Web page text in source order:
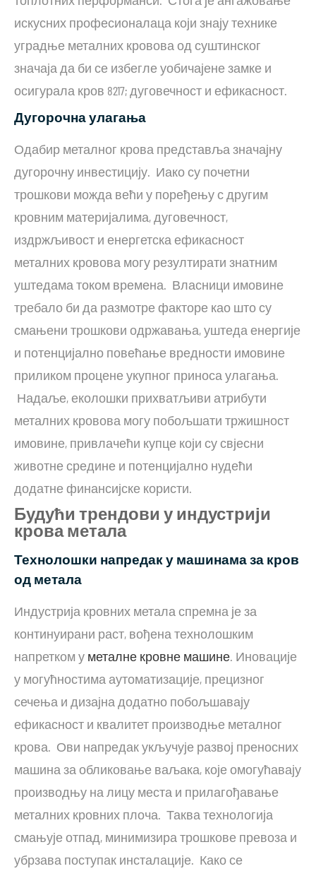
искусних професионалаца који знају технике
уградње металних кровова од суштинског
значаја да би се избегле уобичајене замке и
осигурала кров 8217; дуговечност и ефикасност.
Дугорочна улагања
Одабир металног крова представља значајну
дугорочну инвестицију. Иако су почетни
трошкови можда већи у поређењу с другим
кровним материјалима, дуговечност,
издржљивост и енергетска ефикасност
металних кровова могу резултирати знатним
уштедама током времена. Власници имовине
требало би да размотре факторе као што су
смањени трошкови одржавања, уштеда енергије
и потенцијално повећање вредности имовине
приликом процене укупног приноса улагања.
Надаље, еколошки прихватљиви атрибути
металних кровова могу побољшати тржишност
имовине, привлачећи купце који су свјесни
животне средине и потенцијално нудећи
додатне финансијске користи.
Будући трендови у индустрији
крова метала
Технолошки напредак у машинама за кров
од метала
Индустрија кровних метала спремна је за
континуирани раст, вођена технолошким
напретком у металне кровне машине. Иновације
у могућностима аутоматизације, прецизног
сечења и дизајна додатно побољшавају
ефикасност и квалитет производње металног
крова. Ови напредак укључује развој преносних
машина за обликовање ваљака, које омогућавају
производњу на лицу места и прилагођавање
металних кровних плоча. Таква технологија
смањује отпад, минимизира трошкове превоза и
убрзава поступак инсталације. Како се